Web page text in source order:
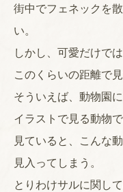
街中でフェネックを
い。
しかし、可愛だけで
このくらいの距離で
そういえば、動物園
イラストで見る動物
見ていると、こんな
見入ってしまう。
とりわけサルに関し